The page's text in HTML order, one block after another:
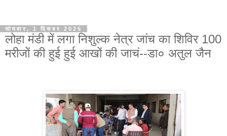
सोमवार, 1 दिसंबर 2025
लोहा मंडी में लगा निशुल्क नेत्र जांच का शिविर 100
मरीजों की हुई हुई आखों की जाचं--डा० अतुल जैन